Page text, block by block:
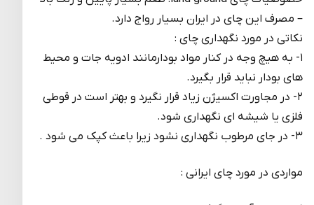
– مصرف این چای در ایران بسیار رواج دارد.
نکاتی در مورد نگهداری چای :
۱- به هیچ وجه در کنار مواد بودارمانند ادویه جات و محیط
های بودار نباید قرار بگیرد.
۲- در مجاورت اکسیژن زیاد قرار نگیرد و بهتر است در قوطی
فلزی یا شیشه ای نگهداری شود.
۳- در جای مرطوب نگهداری نشود زیرا باعث کپک می شود .
مواردی در مورد چای ایرانی :